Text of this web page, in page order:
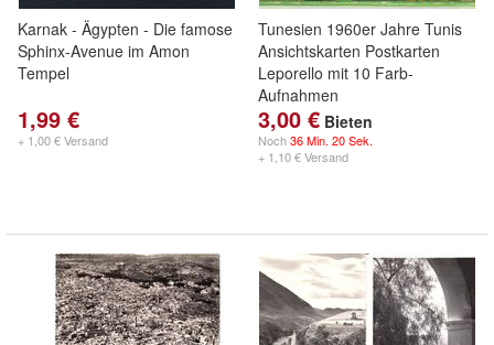
Karnak - Ägypten - Die famose
Sphinx-Avenue im Amon
Tempel
1,99 €
+ 1,00 € Versand
Tunesien 1960er Jahre Tunis
Ansichtskarten Postkarten
Leporello mit 10 Farb-
Aufnahmen
3,00 € Bieten
Noch36 Min. 20 Sek.
+ 1,10 € Versand